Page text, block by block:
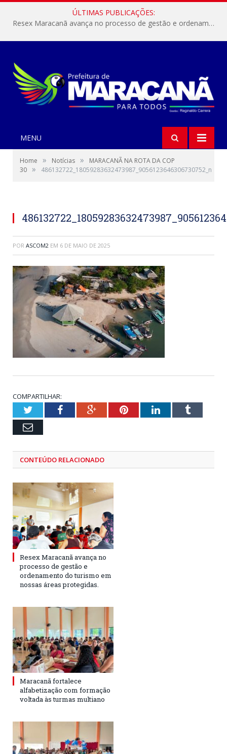
ÚLTIMAS PUBLICAÇÕES:
Resex Maracanã avança no processo de gestão e ordenamento do turismo em nossas áreas protegidas.
MENU
Home » Notícias »
MARACANÃ NA ROTA DA COP
30 » 486132722_18059283632473987_9056123646306730752_n
POR ASCOM2 EM 6 DE MAIO DE 2025
COMPARTILHAR:
TwitterFacebookGoogle+PinterestLinkedInTumblr
Email
CONTEÚDO RELACIONADO
Resex Maracanã avança no
processo de gestão e
ordenamento do turismo em
nossas áreas protegidas.
Maracanã fortalece
alfabetização com formação
voltada às turmas multiano